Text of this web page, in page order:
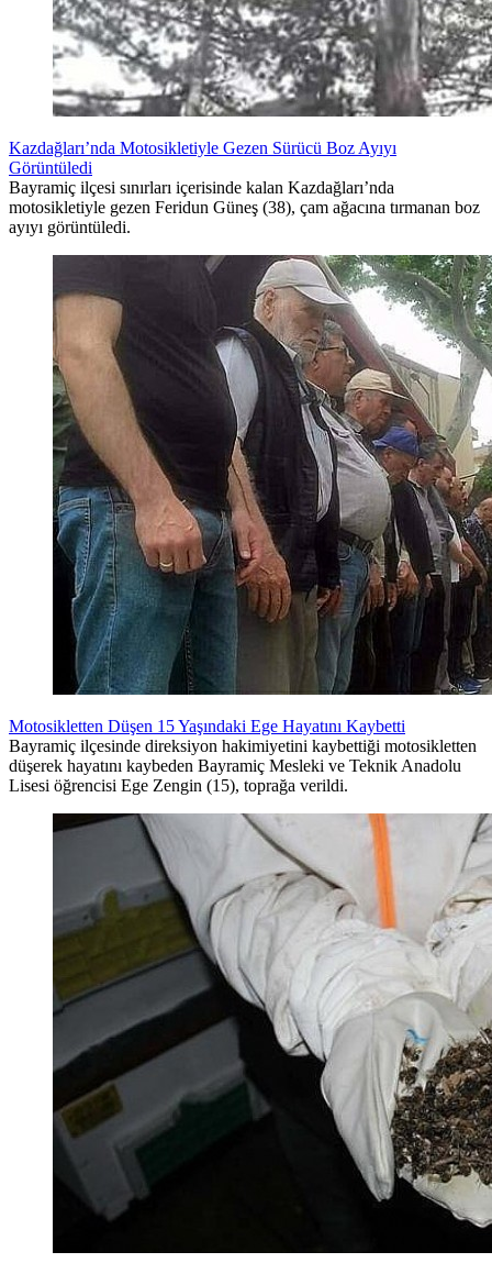
Kazdağları’nda Motosikletiyle Gezen Sürücü Boz Ayıyı
Görüntüledi
Bayramiç ilçesi sınırları içerisinde kalan Kazdağları’nda
motosikletiyle gezen Feridun Güneş (38), çam ağacına tırmanan boz
ayıyı görüntüledi.
Motosikletten Düşen 15 Yaşındaki Ege Hayatını Kaybetti
Bayramiç ilçesinde direksiyon hakimiyetini kaybettiği motosikletten
düşerek hayatını kaybeden Bayramiç Mesleki ve Teknik Anadolu
Lisesi öğrencisi Ege Zengin (15), toprağa verildi.